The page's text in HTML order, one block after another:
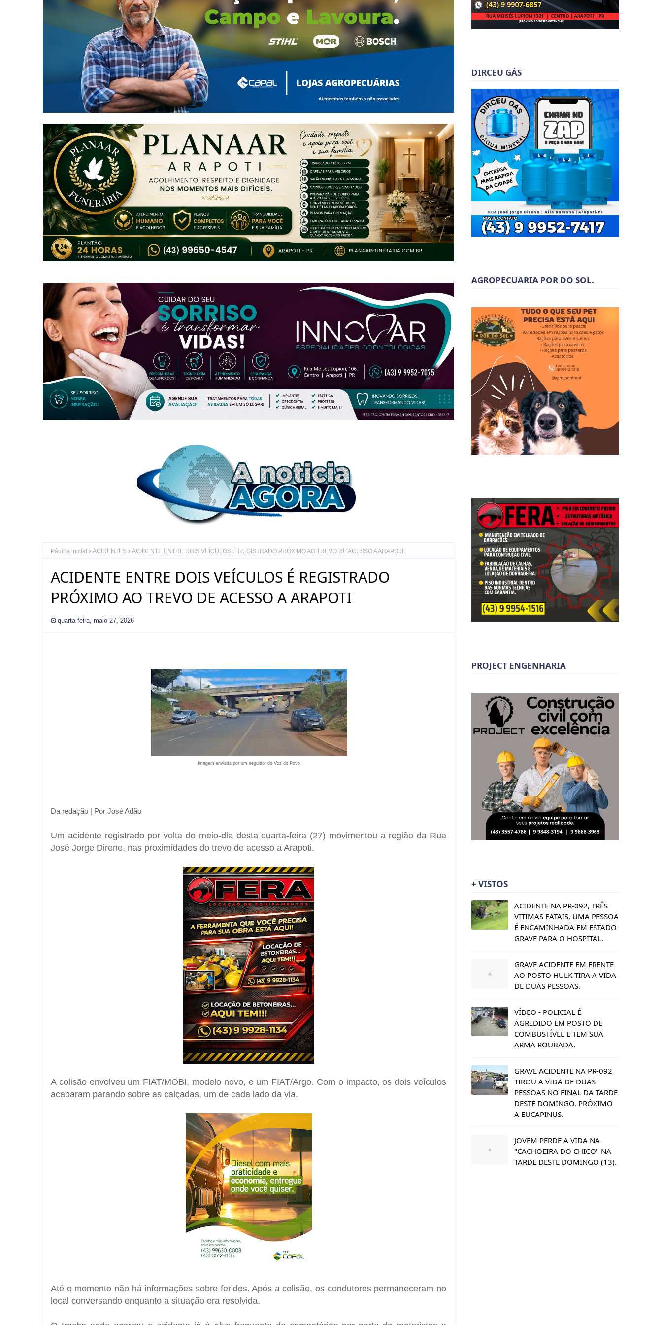
Página inicial ACIDENTES ACIDENTE ENTRE DOIS VEÍCULOS É REGISTRADO PRÓXIMO AO TREVO DE ACESSO A ARAPOTI
ACIDENTE ENTRE DOIS VEÍCULOS É REGISTRADO
PRÓXIMO AO TREVO DE ACESSO A ARAPOTI
quarta-feira, maio 27, 2026
Imagem enviada por um seguidor do Voz do Povo
Da redação | Por José Adão
Um acidente registrado por volta do meio-dia desta quarta-feira (27) movimentou a região da Rua
José Jorge Direne, nas proximidades do trevo de acesso a Arapoti.
A colisão envolveu um FIAT/MOBI, modelo novo, e um FIAT/Argo. Com o impacto, os dois veículos
acabaram parando sobre as calçadas, um de cada lado da via.
Até o momento não há informações sobre feridos. Após a colisão, os condutores permaneceram no
local conversando enquanto a situação era resolvida.
DIRCEU GÁS
AGROPECUARIA POR DO SOL.
PROJECT ENGENHARIA
+ VISTOS
ACIDENTE NA PR-092, TRÊS
VITIMAS FATAIS, UMA PESSOA
É ENCAMINHADA EM ESTADO
GRAVE PARA O HOSPITAL.
GRAVE ACIDENTE EM FRENTE
AO POSTO HULK TIRA A VIDA
DE DUAS PESSOAS.
VÍDEO - POLICIAL É
AGREDIDO EM POSTO DE
COMBUSTÍVEL E TEM SUA
ARMA ROUBADA.
GRAVE ACIDENTE NA PR-092
TIROU A VIDA DE DUAS
PESSOAS NO FINAL DA TARDE
DESTE DOMINGO, PRÓXIMO
A EUCAPINUS.
JOVEM PERDE A VIDA NA
"CACHOEIRA DO CHICO" NA
TARDE DESTE DOMINGO (13).